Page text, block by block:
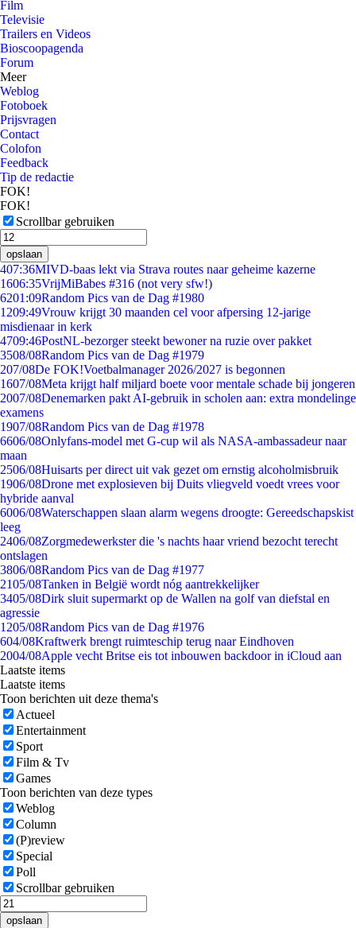
Film
Televisie
Trailers en Videos
Bioscoopagenda
Forum
Meer
Weblog
Fotoboek
Prijsvragen
Contact
Colofon
Feedback
Tip de redactie
FOK!
FOK!
Scrollbar gebruiken
opslaan
407:36MIVD-baas lekt via Strava routes naar geheime kazerne
1606:35VrijMiBabes #316 (not very sfw!)
6201:09Random Pics van de Dag #1980
1209:49Vrouw krijgt 30 maanden cel voor afpersing 12-jarige
misdienaar in kerk
4709:46PostNL-bezorger steekt bewoner na ruzie over pakket
3508/08Random Pics van de Dag #1979
207/08De FOK!Voetbalmanager 2026/2027 is begonnen
1607/08Meta krijgt half miljard boete voor mentale schade bij jongeren
2007/08Denemarken pakt AI-gebruik in scholen aan: extra mondelinge
examens
1907/08Random Pics van de Dag #1978
6606/08Onlyfans-model met G-cup wil als NASA-ambassadeur naar
maan
2506/08Huisarts per direct uit vak gezet om ernstig alcoholmisbruik
1906/08Drone met explosieven bij Duits vliegveld voedt vrees voor
hybride aanval
6006/08Waterschappen slaan alarm wegens droogte: Gereedschapskist
leeg
2406/08Zorgmedewerkster die 's nachts haar vriend bezocht terecht
ontslagen
3806/08Random Pics van de Dag #1977
2105/08Tanken in België wordt nóg aantrekkelijker
3405/08Dirk sluit supermarkt op de Wallen na golf van diefstal en
agressie
1205/08Random Pics van de Dag #1976
604/08Kraftwerk brengt ruimteschip terug naar Eindhoven
2004/08Apple vecht Britse eis tot inbouwen backdoor in iCloud aan
Laatste items
Laatste items
Toon berichten uit deze thema's
Actueel
Entertainment
Sport
Film & Tv
Games
Toon berichten van deze types
Weblog
Column
(P)review
Special
Poll
Scrollbar gebruiken
opslaan